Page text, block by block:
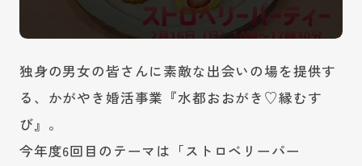
独身の男女の皆さんに素敵な出会いの場を提供す
る、かがやき婚活事業『水都おおがき♡縁むす
び』。
今年度6回目のテーマは「ストロベリーパー